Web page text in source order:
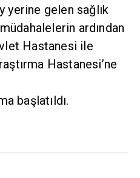
yerine gelen sağlık
ardından
Hastanesi ile
Hastanesi’ne
başlatıldı.